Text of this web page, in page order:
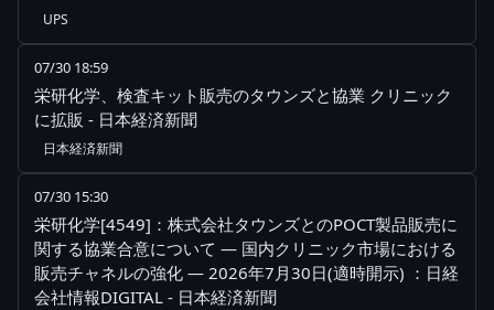
UPS
07/30 18:59
栄研化学、検査キット販売のタウンズと協業 クリニック
に拡販 - 日本経済新聞
日本経済新聞
07/30 15:30
栄研化学[4549]：株式会社タウンズとのPOCT製品販売に
関する協業合意について ― 国内クリニック市場における
販売チャネルの強化 ― 2026年7月30日(適時開示) ：日経
会社情報DIGITAL - 日本経済新聞